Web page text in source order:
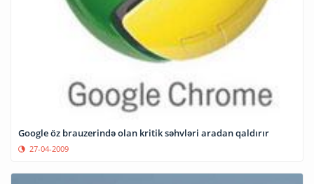
Google öz brauzerində olan kritik səhvləri aradan qaldırır
27-04-2009